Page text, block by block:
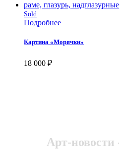
Sold
Подробнее
Картина «Морячки»
18 000 ₽
Арт-новости